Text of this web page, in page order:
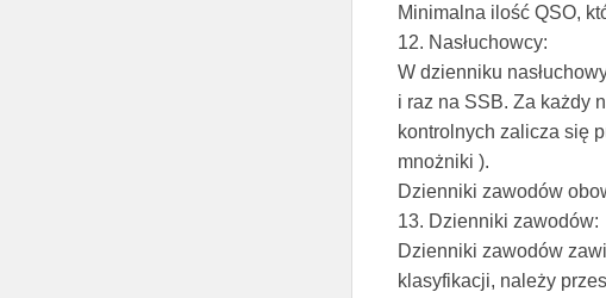
Minimalna ilość QSO,
12. Nasłuchowcy:
W dzienniku
i raz na SSB. Za każdy
kontrolnych zalicza się
mnożniki ).
Dzienniki zawodów
13. Dzienniki zawodów:
Dzienniki zawodów
klasyfikacji, należy